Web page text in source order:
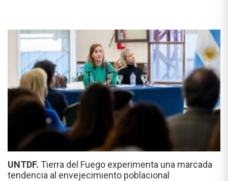
UNTDF. Tierra del Fuego experimenta una marcada
tendencia al envejecimiento poblacional